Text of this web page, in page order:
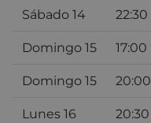
Sábado 14 22:30
Domingo 15 17:00
Domingo 15 20:00
Lunes 16 20:30